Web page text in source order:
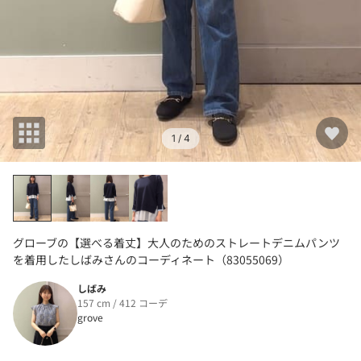
1 / 4
グローブの【選べる着丈】大人のためのストレートデニムパンツ
を着用したしばみさんのコーディネート（83055069）
しばみ
157 cm / 412 コーデ
grove